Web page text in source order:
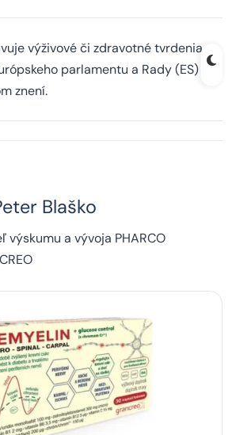
výživové či zdravotné tvrdenia
parlamentu a Rady (ES) č.
znení.
Blaško
výskumu a vývoja PHARCO